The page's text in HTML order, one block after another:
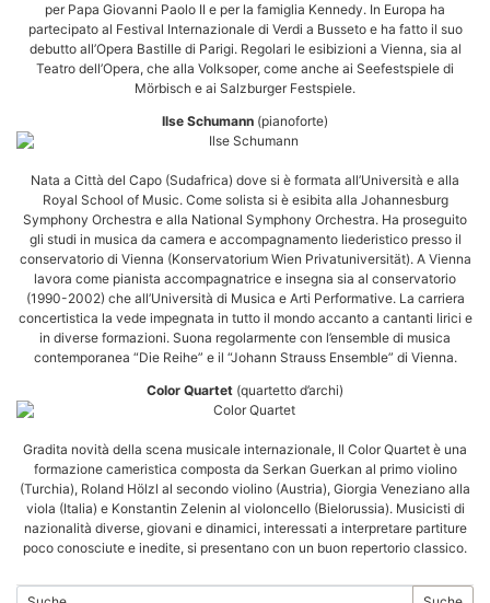
per Papa Giovanni Paolo II e per la famiglia Kennedy. In Europa ha
partecipato al Festival Internazionale di Verdi a Busseto e ha fatto il suo
debutto all’Opera Bastille di Parigi. Regolari le esibizioni a Vienna, sia al
Teatro dell’Opera, che alla Volksoper, come anche ai Seefestspiele di
Mörbisch e ai Salzburger Festspiele.
Ilse Schumann (pianoforte)
Nata a Città del Capo (Sudafrica) dove si è formata all’Università e alla
Royal School of Music. Come solista si è esibita alla Johannesburg
Symphony Orchestra e alla National Symphony Orchestra. Ha proseguito
gli studi in musica da camera e accompagnamento liederistico presso il
conservatorio di Vienna (Konservatorium Wien Privatuniversität). A Vienna
lavora come pianista accompagnatrice e insegna sia al conservatorio
(1990-2002) che all’Università di Musica e Arti Performative. La carriera
concertistica la vede impegnata in tutto il mondo accanto a cantanti lirici e
in diverse formazioni. Suona regolarmente con l’ensemble di musica
contemporanea “Die Reihe” e il “Johann Strauss Ensemble” di Vienna.
Color Quartet (quartetto d’archi)
Gradita novità della scena musicale internazionale, Il Color Quartet è una
formazione cameristica composta da Serkan Guerkan al primo violino
(Turchia), Roland Hölzl al secondo violino (Austria), Giorgia Veneziano alla
viola (Italia) e Konstantin Zelenin al violoncello (Bielorussia). Musicisti di
nazionalità diverse, giovani e dinamici, interessati a interpretare partiture
poco conosciute e inedite, si presentano con un buon repertorio classico.